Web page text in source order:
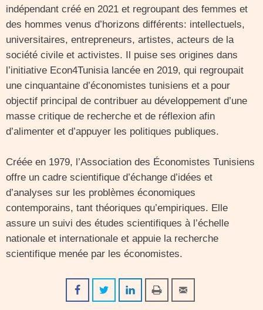
indépendant créé en 2021 et regroupant des femmes et
des hommes venus d’horizons différents: intellectuels,
universitaires, entrepreneurs, artistes, acteurs de la
société civile et activistes. Il puise ses origines dans
l’initiative Econ4Tunisia lancée en 2019, qui regroupait
une cinquantaine d’économistes tunisiens et a pour
objectif principal de contribuer au développement d’une
masse critique de recherche et de réflexion afin
d’alimenter et d’appuyer les politiques publiques.
Créée en 1979, l’Association des Économistes Tunisiens
offre un cadre scientifique d’échange d’idées et
d’analyses sur les problèmes économiques
contemporains, tant théoriques qu’empiriques. Elle
assure un suivi des études scientifiques à l’échelle
nationale et internationale et appuie la recherche
scientifique menée par les économistes.